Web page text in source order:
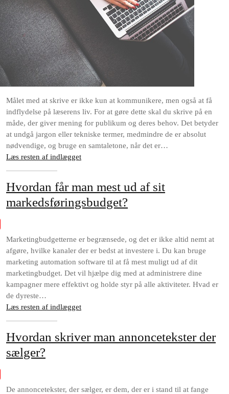
Målet med at skrive er ikke kun at kommunikere, men også at få
indflydelse på læserens liv. For at gøre dette skal du skrive på en
måde, der giver mening for publikum og deres behov. Det betyder
at undgå jargon eller tekniske termer, medmindre de er absolut
nødvendige, og bruge en samtaletone, når det er…
Læs resten af indlægget
Hvordan får man mest ud af sit
markedsføringsbudget?
Marketingbudgetterne er begrænsede, og det er ikke altid nemt at
afgøre, hvilke kanaler der er bedst at investere i. Du kan bruge
marketing automation software til at få mest muligt ud af dit
marketingbudget. Det vil hjælpe dig med at administrere dine
kampagner mere effektivt og holde styr på alle aktiviteter. Hvad er
de dyreste…
Læs resten af indlægget
Hvordan skriver man annoncetekster der
sælger?
De annoncetekster, der sælger, er dem, der er i stand til at fange